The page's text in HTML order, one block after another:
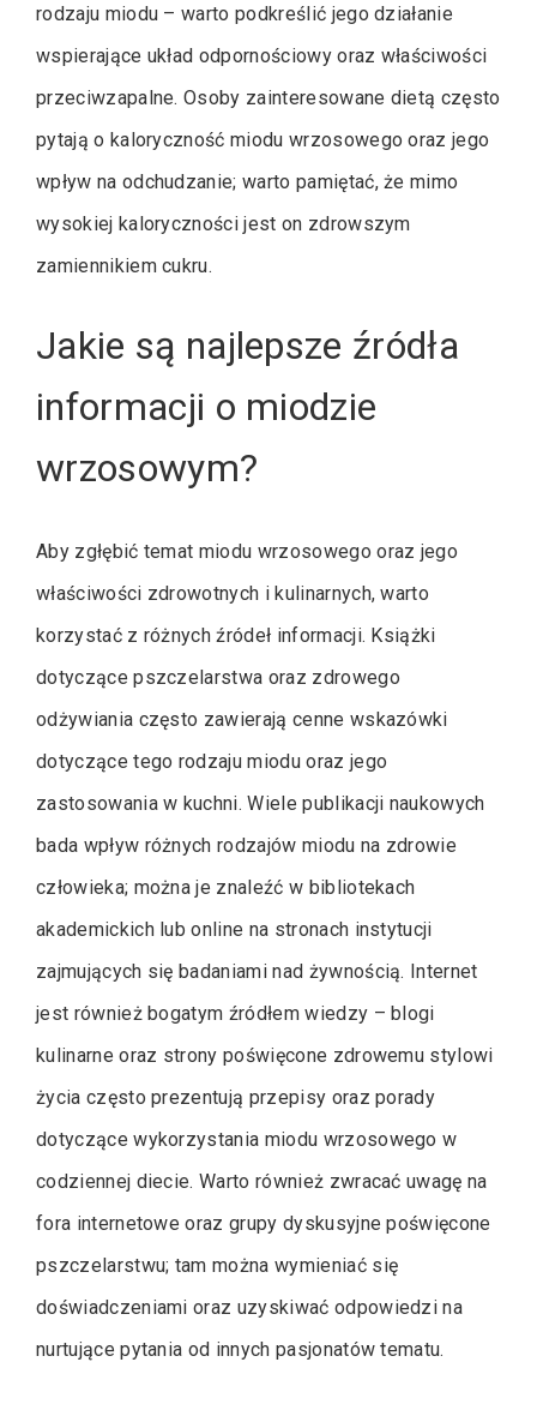
rodzaju miodu – warto podkreślić jego działanie
wspierające układ odpornościowy oraz właściwości
przeciwzapalne. Osoby zainteresowane dietą często
pytają o kaloryczność miodu wrzosowego oraz jego
wpływ na odchudzanie; warto pamiętać, że mimo
wysokiej kaloryczności jest on zdrowszym
zamiennikiem cukru.
Jakie są najlepsze źródła
informacji o miodzie
wrzosowym?
Aby zgłębić temat miodu wrzosowego oraz jego
właściwości zdrowotnych i kulinarnych, warto
korzystać z różnych źródeł informacji. Książki
dotyczące pszczelarstwa oraz zdrowego
odżywiania często zawierają cenne wskazówki
dotyczące tego rodzaju miodu oraz jego
zastosowania w kuchni. Wiele publikacji naukowych
bada wpływ różnych rodzajów miodu na zdrowie
człowieka; można je znaleźć w bibliotekach
akademickich lub online na stronach instytucji
zajmujących się badaniami nad żywnością. Internet
jest również bogatym źródłem wiedzy – blogi
kulinarne oraz strony poświęcone zdrowemu stylowi
życia często prezentują przepisy oraz porady
dotyczące wykorzystania miodu wrzosowego w
codziennej diecie. Warto również zwracać uwagę na
fora internetowe oraz grupy dyskusyjne poświęcone
pszczelarstwu; tam można wymieniać się
doświadczeniami oraz uzyskiwać odpowiedzi na
nurtujące pytania od innych pasjonatów tematu.